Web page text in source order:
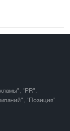
"PR",
"Позиция"